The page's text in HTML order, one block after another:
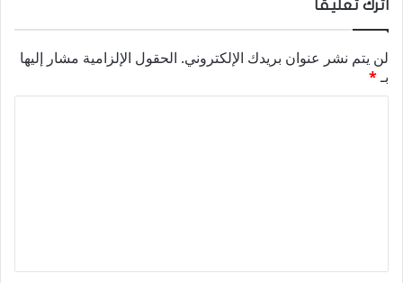
اترك تعليقاً
لن يتم نشر عنوان بريدك الإلكتروني. الحقول الإلزامية مشار إليها
بـ*
ق